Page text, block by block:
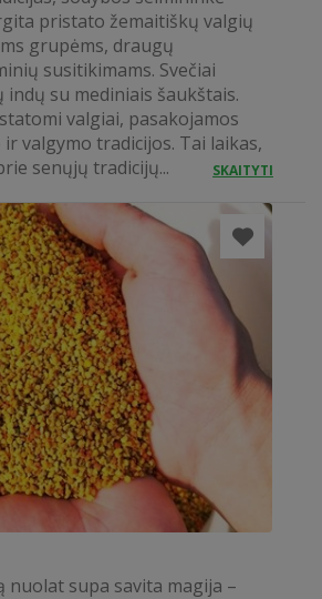
pristato žemaitiškų valgių
grupėms, draugų
susitikimams. Svečiai
su mediniais šaukštais.
valgiai, pasakojamos
valgymo tradicijos. Tai laikas,
senųjų tradicijų...
SKAITYTI
nuolat supa savita magija –